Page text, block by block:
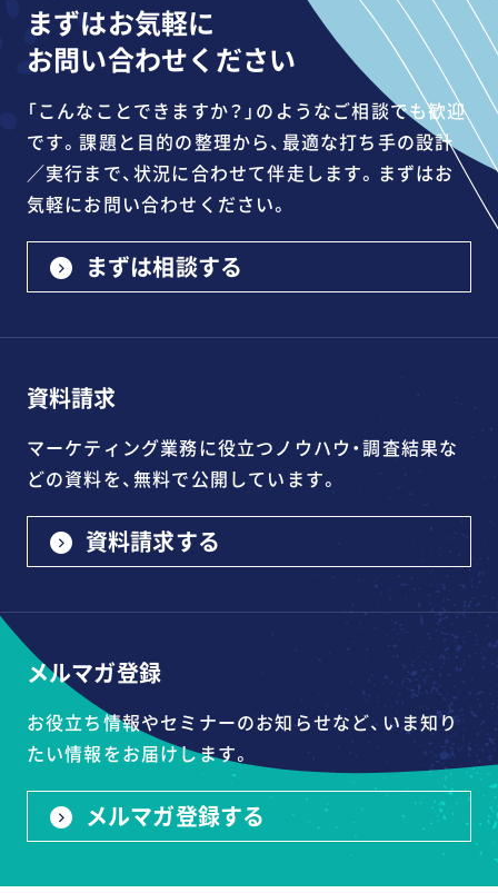
まずはお気軽に
お問い合わせください
「こんなことできますか？」のようなご相談でも歓迎
です。課題と目的の整理から、最適な打ち手の設計
／実行まで、状況に合わせて伴走します。まずはお
気軽にお問い合わせください。
まずは相談する
資料請求
マーケティング業務に役立つノウハウ・調査結果な
どの資料を、無料で公開しています。
資料請求する
メルマガ登録
お役立ち情報やセミナーのお知らせなど、いま知り
たい情報をお届けします。
メルマガ登録する